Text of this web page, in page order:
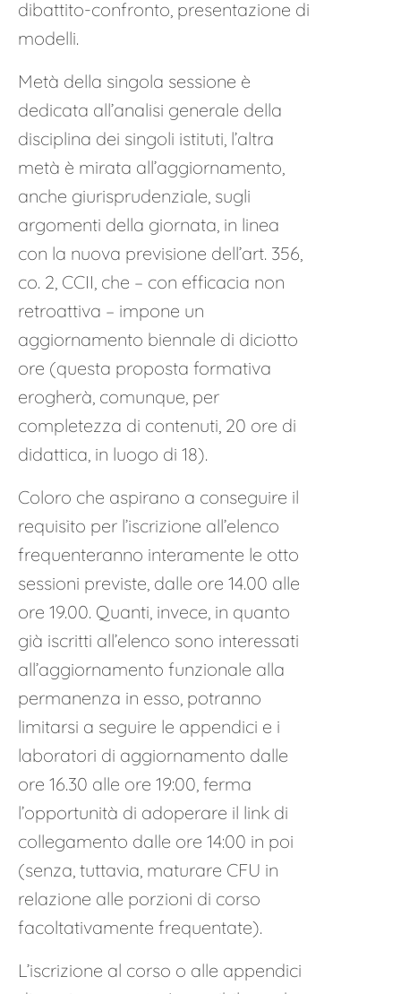
dibattito-confronto, presentazione di
modelli.
Metà della singola sessione è
dedicata all’analisi generale della
disciplina dei singoli istituti, l’altra
metà è mirata all’aggiornamento,
anche giurisprudenziale, sugli
argomenti della giornata, in linea
con la nuova previsione dell’art. 356,
co. 2, CCII, che – con efficacia non
retroattiva – impone un
aggiornamento biennale di diciotto
ore (questa proposta formativa
erogherà, comunque, per
completezza di contenuti, 20 ore di
didattica, in luogo di 18).
Coloro che aspirano a conseguire il
requisito per l’iscrizione all’elenco
frequenteranno interamente le otto
sessioni previste, dalle ore 14.00 alle
ore 19.00. Quanti, invece, in quanto
già iscritti all’elenco sono interessati
all’aggiornamento funzionale alla
permanenza in esso, potranno
limitarsi a seguire le appendici e i
laboratori di aggiornamento dalle
ore 16.30 alle ore 19:00, ferma
l’opportunità di adoperare il link di
collegamento dalle ore 14:00 in poi
(senza, tuttavia, maturare CFU in
relazione alle porzioni di corso
facoltativamente frequentate).
L’iscrizione al corso o alle appendici